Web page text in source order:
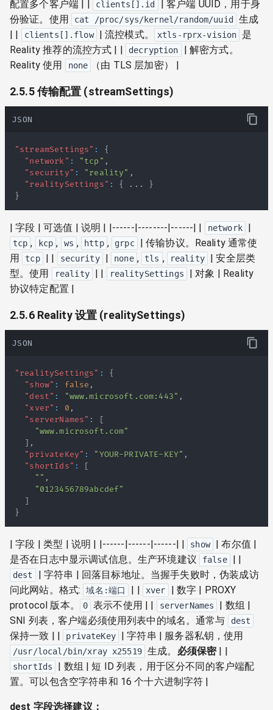
配置多个客户端 | | clients[].id
| 客户端 UUID，用于身
份验证。使用
cat /proc/sys/kernel/random/uuid
生成
| |
clients[].flow | 流控模式。 xtls-rprx-vision
是
Reality 推荐的流控方式 | |
decryption
| 解密方式。
Reality 使用
none （由 TLS 层加密） |
2.5.5 传输配置 (streamSettings)
JSON
"streamSettings" :
{
"network" : "tcp" ,
"security" : "reality" ,
"realitySettings" : { ...
}
}
| 字段 | 可选值 | 说明 | |------|--------|------| | network |
tcp , kcp , ws , http , grpc
| 传输协议。Reality 通常使
用
tcp | | security | none , tls , reality
| 安全层类
型。使用
reality | | realitySettings
| 对象 | Reality
协议特定配置 |
2.5.6 Reality 设置 (realitySettings)
JSON
"realitySettings" :
{
"show" : false ,
"dest" : "www.microsoft.com:443" ,
"xver" : 0 ,
"serverNames" :
[
"www.microsoft.com"
] ,
"privateKey" : "YOUR-PRIVATE-KEY" ,
"shortIds" :
[
"" ,
"0123456789abcdef"
]
}
| 字段 | 类型 | 说明 | |------|------|------| | show
| 布尔值 |
是否在日志中显示调试信息。生产环境建议
false | |
dest
| 字符串 | 回落目标地址。当握手失败时，伪装成访
问此网站。格式:
域名:端口 | | xver
| 数字 | PROXY
protocol 版本。
0 表示不使用 | | serverNames
| 数组 |
SNI 列表，客户端必须使用列表中的域名。通常与
dest
保持一致 | | privateKey | 字符串 | 服务器私钥，使用
/usr/local/bin/xray x25519 生成。 必须保密| |
shortIds
| 数组 | 短 ID 列表，用于区分不同的客户端配
置。可以包含空字符串和 16 个十六进制字符 |
dest 字段选择建议：